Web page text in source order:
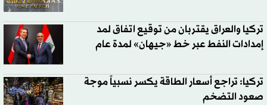
تركيا والعراق يقتربان من توقيع اتفاق لمد
إمدادات النفط عبر خط «جيهان» لمدة عام
تركيا: تراجع أسعار الطاقة يكسر نسبياً موجة
صعود التضخم